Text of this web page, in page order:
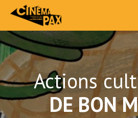
Actions
DE BON
Panneau de gestion des cookies